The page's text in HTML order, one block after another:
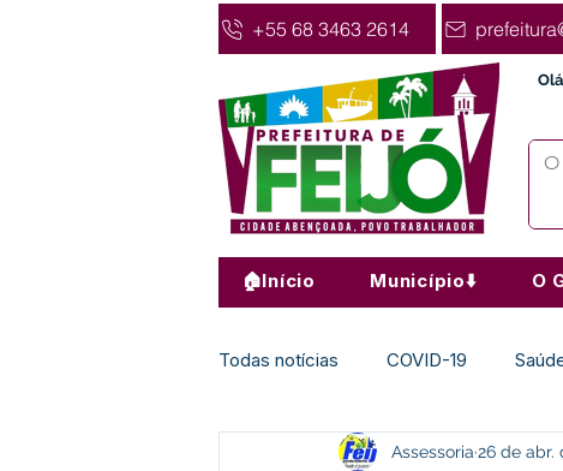
+55 68 3463 2614
🏠Início Município⬇️ O
Todas notícias COVID-19
Agricultura Nota de Pesar
Assessoria 26 de abr.